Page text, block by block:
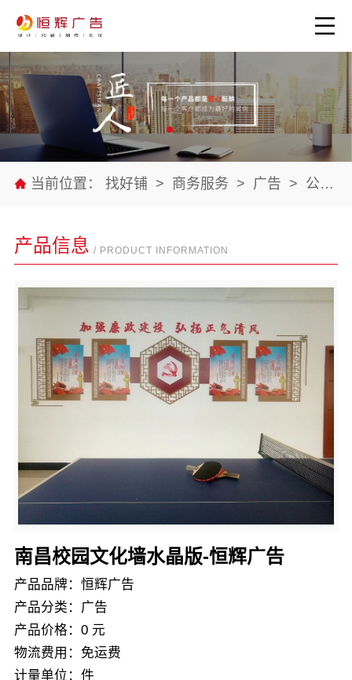
当前位置： 找好铺 > 商务服务 > 广告 > 公司产品
产品信息 / PRODUCT INFORMATION
南昌校园文化墙水晶版-恒辉广告
产品品牌：恒辉广告
产品分类：广告
产品价格：0 元
物流费用：免运费
计量单位：件